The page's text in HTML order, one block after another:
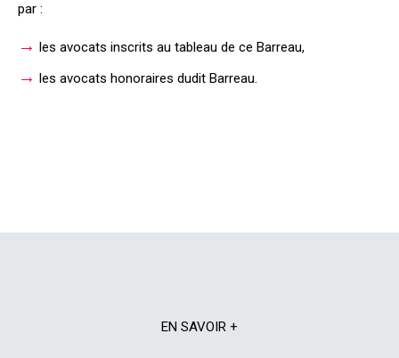
par :
→ les avocats inscrits au tableau de ce Barreau,
→ les avocats honoraires dudit Barreau.
EN SAVOIR +